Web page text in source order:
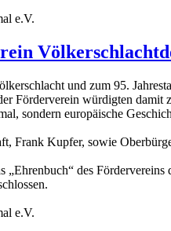
e.V.
und zum 95.
Förderverein würdigten damit
sondern europäische
Frank Kupfer, sowie
„Ehrenbuch“ des
e.V.